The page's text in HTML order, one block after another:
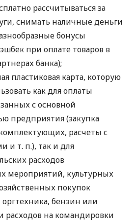
рассчитываться за
снимать наличные деньги
бонусы
при оплате товаров в
банка);
пластиковая карта, которую
как для оплаты
с основной
предприятия (закупка
расчеты с
и т. п.), так и для
расходов
мероприятий, культурных
покупок
бензин или
расходов на командировки